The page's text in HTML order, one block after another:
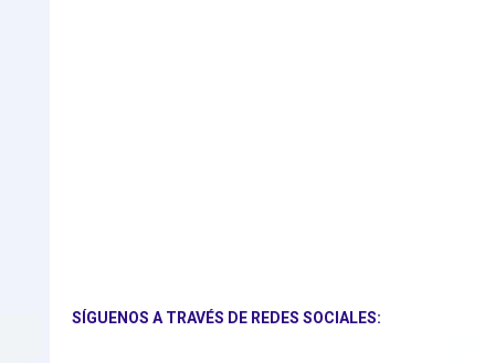
SÍGUENOS A TRAVÉS DE REDES SOCIALES: